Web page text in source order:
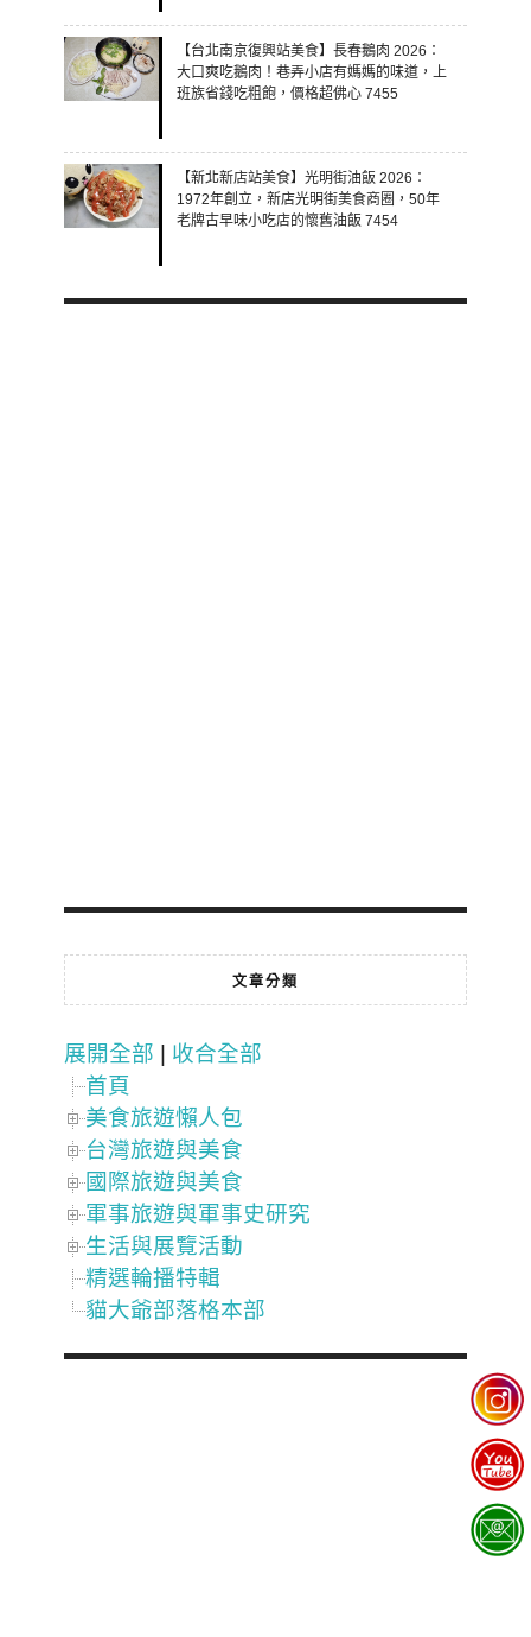
【台北南京復興站美食】長春鵝肉 2026：
大口爽吃鵝肉！巷弄小店有媽媽的味道，上
班族省錢吃粗飽，價格超佛心 7455
【新北新店站美食】光明街油飯 2026：
1972年創立，新店光明街美食商圈，50年
老牌古早味小吃店的懷舊油飯 7454
文章分類
展開全部
收合全部
首頁
美食旅遊懶人包
台灣旅遊與美食
國際旅遊與美食
軍事旅遊與軍事史研究
生活與展覽活動
精選輪播特輯
貓大爺部落格本部